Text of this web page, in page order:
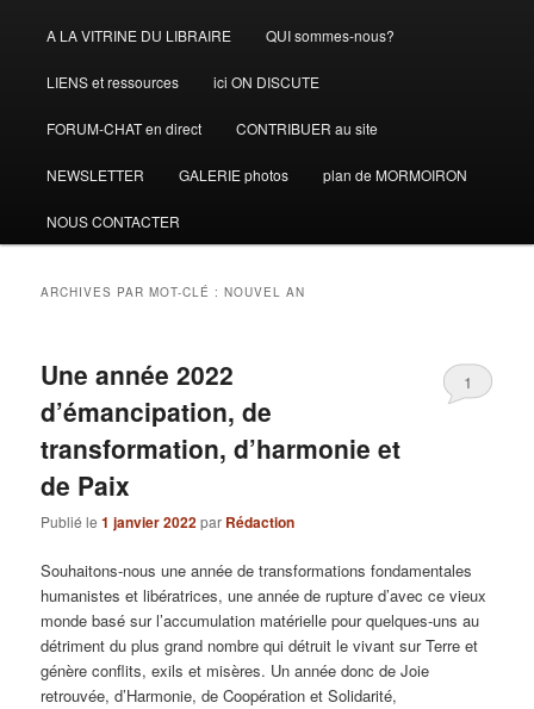
A LA VITRINE DU LIBRAIRE QUI sommes-nous?
LIENS et ressources ici ON DISCUTE
FORUM-CHAT en direct CONTRIBUER au site
NEWSLETTER GALERIE photos plan de MORMOIRON
NOUS CONTACTER
ARCHIVES PAR MOT-CLÉ :NOUVEL AN
Une année 2022
d’émancipation, de
transformation, d’harmonie et
de Paix
Publié le1 janvier 2022par Rédaction
1
Souhaitons-nous une année de transformations fondamentales
humanistes et libératrices, une année de rupture d’avec ce vieux
monde basé sur l’accumulation matérielle pour quelques-uns au
détriment du plus grand nombre qui détruit le vivant sur Terre et
génère conflits, exils et misères. Un année donc de Joie
retrouvée, d’Harmonie, de Coopération et Solidarité,